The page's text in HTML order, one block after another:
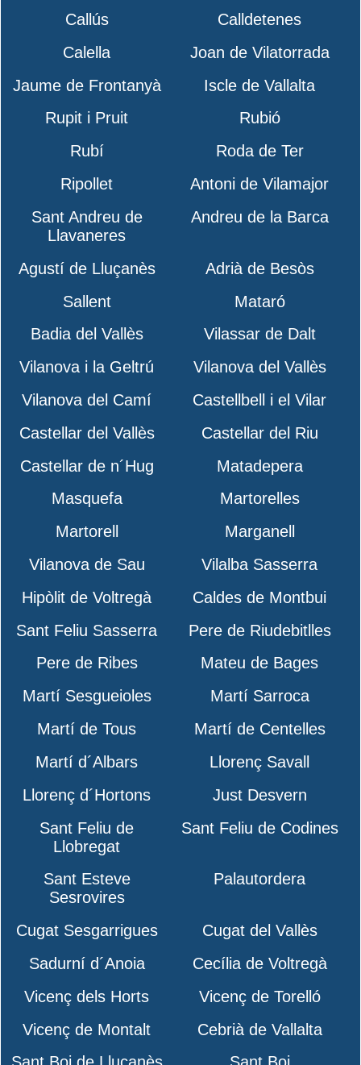
Callús
Calldetenes
Calella
Joan de Vilatorrada
Jaume de Frontanyà
Iscle de Vallalta
Rupit i Pruit
Rubió
Rubí
Roda de Ter
Ripollet
Antoni de Vilamajor
Sant Andreu de
Llavaneres
Andreu de la Barca
Agustí de Lluçanès
Adrià de Besòs
Sallent
Mataró
Badia del Vallès
Vilassar de Dalt
Vilanova i la Geltrú
Vilanova del Vallès
Vilanova del Camí
Castellbell i el Vilar
Castellar del Vallès
Castellar del Riu
Castellar de n´Hug
Matadepera
Masquefa
Martorelles
Martorell
Marganell
Vilanova de Sau
Vilalba Sasserra
Hipòlit de Voltregà
Caldes de Montbui
Sant Feliu Sasserra
Pere de Riudebitlles
Pere de Ribes
Mateu de Bages
Martí Sesgueioles
Martí Sarroca
Martí de Tous
Martí de Centelles
Martí d´Albars
Llorenç Savall
Llorenç d´Hortons
Just Desvern
Sant Feliu de
Llobregat
Sant Feliu de Codines
Sant Esteve
Sesrovires
Palautordera
Cugat Sesgarrigues
Cugat del Vallès
Sadurní d´Anoia
Cecília de Voltregà
Vicenç dels Horts
Vicenç de Torelló
Vicenç de Montalt
Cebrià de Vallalta